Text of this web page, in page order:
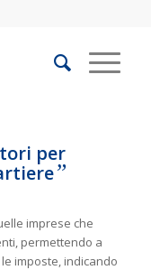
per
”
imprese che
permettendo a
imposte, indicando